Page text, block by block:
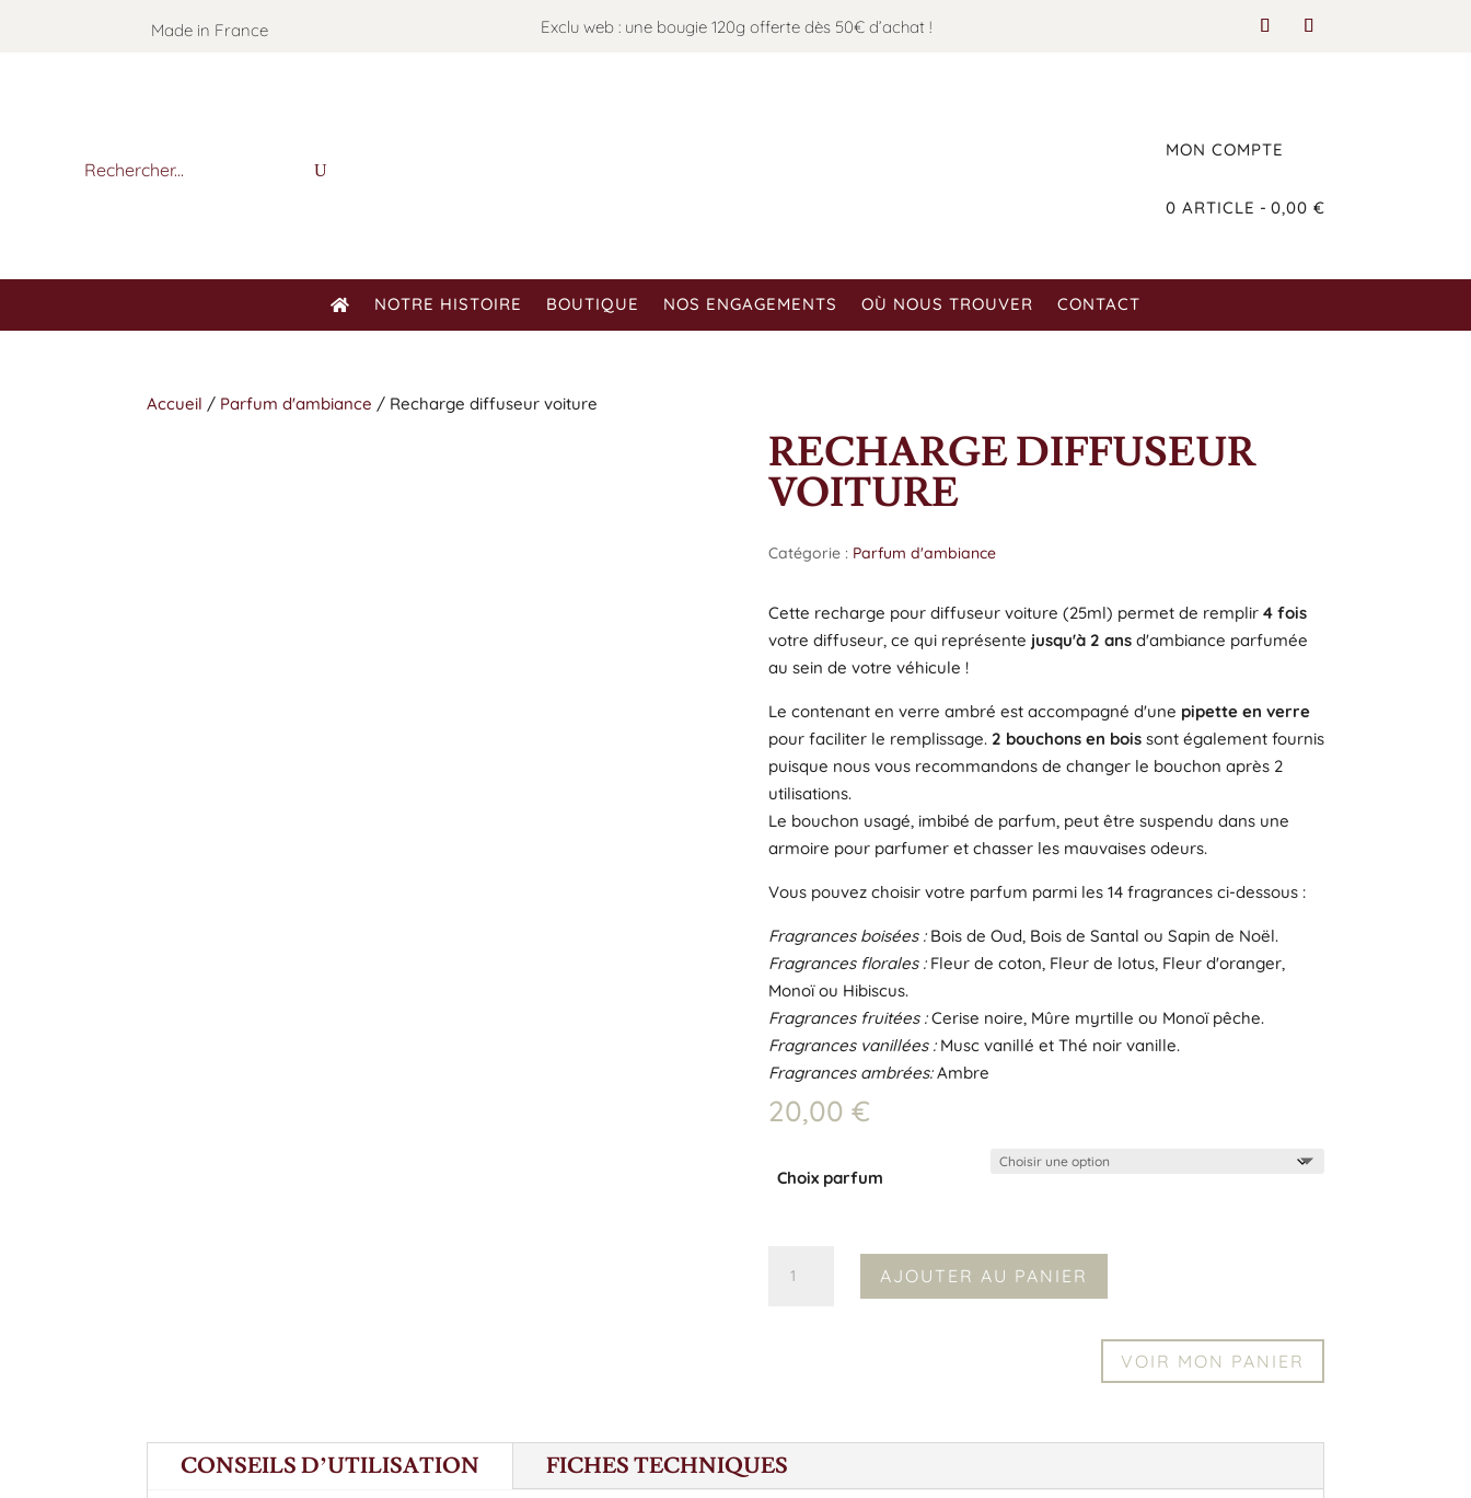
Made in France Exclu web : une bougie 120g offerte dès 50€ d’achat !
MON COMPTE
0 ARTICLE 0,00 €
NOTRE HISTOIRE BOUTIQUE NOS ENGAGEMENTS OÙ NOUS TROUVER CONTACT
Accueil / Parfum d'ambiance / Recharge diffuseur voiture
RECHARGE DIFFUSEUR
VOITURE
Catégorie : Parfum d'ambiance
Cette recharge pour diffuseur voiture (25ml) permet de remplir 4 fois
votre diffuseur, ce qui représente jusqu'à 2 ansd'ambiance parfumée
au sein de votre véhicule !
Le contenant en verre ambré est accompagné d'une pipette en verre
pour faciliter le remplissage. 2 bouchons en boissont également fournis
puisque nous vous recommandons de changer le bouchon après 2
utilisations.
Le bouchon usagé, imbibé de parfum, peut être suspendu dans une
armoire pour parfumer et chasser les mauvaises odeurs.
Vous pouvez choisir votre parfum parmi les 14 fragrances ci-dessous :
Fragrances boisées :Bois de Oud, Bois de Santal ou Sapin de Noël.
Fragrances florales :Fleur de coton, Fleur de lotus, Fleur d'oranger,
Monoï ou Hibiscus.
Fragrances fruitées :Cerise noire, Mûre myrtille ou Monoï pêche.
Fragrances vanillées :Musc vanillé et Thé noir vanille.
Fragrances ambrées:Ambre
20,00 €
Choix parfum
AJOUTER AU PANIER
VOIR MON PANIER
CONSEILS D’UTILISATION FICHES TECHNIQUES